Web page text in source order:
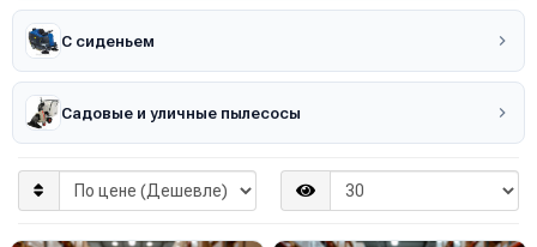
С сиденьем
Садовые и уличные пылесосы